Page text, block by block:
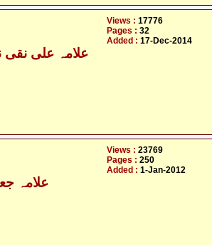
Views : 17776
Pages : 32
Added : 17-Dec-2014
Views : 23769
Pages : 250
Added : 1-Jan-2012